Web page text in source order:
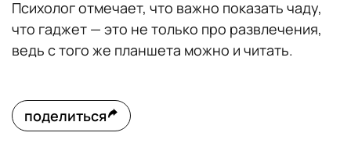
Психолог отмечает, что важно показать чаду,
что гаджет — это не только про развлечения,
ведь с того же планшета можно и читать.
поделиться